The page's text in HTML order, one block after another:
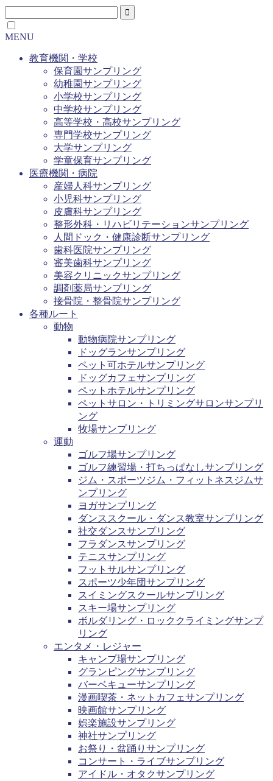
MENU
教育機関・学校
保育園サンプリング
幼稚園サンプリング
小学校サンプリング
中学校サンプリング
高等学校・高校サンプリング
専門学校サンプリング
大学サンプリング
学童保育サンプリング
医療機関・病院
産婦人科サンプリング
小児科サンプリング
皮膚科サンプリング
整形外科・リハビリテーションサンプリング
人間ドック・健康診断サンプリング
歯科医院サンプリング
審美歯科サンプリング
美容クリニックサンプリング
調剤薬局サンプリング
接骨院・整骨院サンプリング
各種ルート
動物
動物病院サンプリング
ドッグランサンプリング
ペット可ホテルサンプリング
ドッグカフェサンプリング
ペットホテルサンプリング
ペットサロン・トリミングサロンサンプリ
ング
牧場サンプリング
運動
ゴルフ場サンプリング
ゴルフ練習場・打ちっぱなしサンプリング
ジム・スポーツジム・フィットネスジムサ
ンプリング
ヨガサンプリング
ダンススクール・ダンス教室サンプリング
社交ダンスサンプリング
フラダンスサンプリング
テニスサンプリング
フットサルサンプリング
スポーツ少年団サンプリング
スイミングスクールサンプリング
スキー場サンプリング
ボルダリング・ロッククライミングサンプ
リング
エンタメ・レジャー
キャンプ場サンプリング
グランピングサンプリング
バーベキューサンプリング
漫画喫茶・ネットカフェサンプリング
映画館サンプリング
娯楽施設サンプリング
神社サンプリング
お祭り・盆踊りサンプリング
コンサート・ライブサンプリング
アイドル・オタクサンプリング